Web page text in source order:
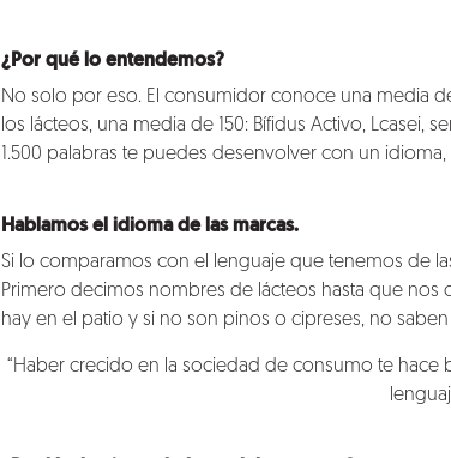
¿Por qué lo entendemos?
No solo por eso. El consumidor conoce una media
los lácteos, una media de 150: Bífidus Activo, Lcasei,
1.500 palabras te puedes desenvolver con un
Hablamos el idioma de las marcas.
Si lo comparamos con el lenguaje que tenemos de
Primero decimos nombres de lácteos hasta que nos
hay en el patio y si no son pinos o cipreses, no
“Haber crecido en la sociedad de consumo te hace